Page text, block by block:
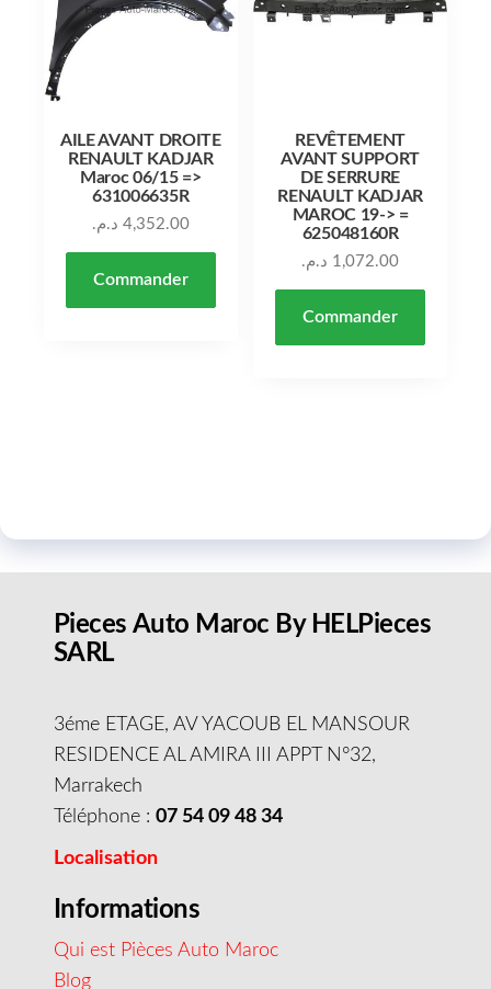
AILE AVANT DROITE
RENAULT KADJAR
Maroc 06/15 =>
631006635R
4,352.00 د.م.
Commander
REVÊTEMENT
AVANT SUPPORT
DE SERRURE
RENAULT KADJAR
MAROC 19-> =
625048160R
1,072.00 د.م.
Commander
Pieces Auto Maroc By HELPieces
SARL
3éme ETAGE, AV YACOUB EL MANSOUR
RESIDENCE AL AMIRA III APPT N°32,
Marrakech
Téléphone : 07 54 09 48 34
Localisation
Informations
Qui est Pièces Auto Maroc
Blog